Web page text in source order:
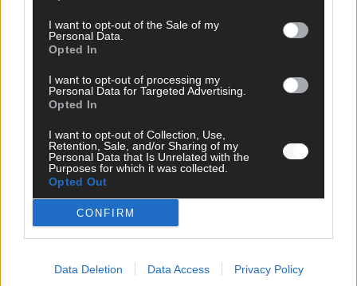
I want to opt-out of the Sale of my
Personal Data.
Opted In
I want to opt-out of processing my
Personal Data for Targeted Advertising.
Opted In
I want to opt-out of Collection, Use,
Retention, Sale, and/or Sharing of my
Personal Data that Is Unrelated with the
Purposes for which it was collected.
Opted Out
CONFIRM
Data Deletion Data Access Privacy Policy
SCHNELL ZUM RESSORT
Nachrichten
Ratgeber
Wissen
Kommentar
Streams & Storys